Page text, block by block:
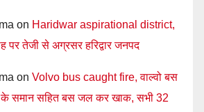
on Haridwar aspirational district,
पर तेजी से अग्रसर हरिद्वार जनपद
on Volvo bus caught fire, वाल्वो बस
के समान सहित बस जल कर खाक, सभी 32